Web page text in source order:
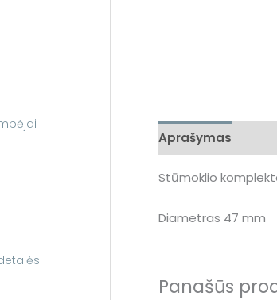
Aprašymas
Stūmoklio
Diametras 47 mm
Panašūs